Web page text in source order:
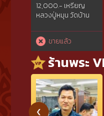
12,000.- เหรียญ
หลวงปู่หมุน วัดบ้าน
พิมพ์บาตรน้ำมนต์ เนื้อ
ทองแดง หมายเลข
2796 ปี 2543
ศรีสะเกษ พร้อมกล่อง
เดิมๆ จากวัด + บัตร
การันตีพระ (ติดต่อ
สอบถามเพิ่มเติม
โทร./ไลน์
0819711350)
ขายแล้ว
ร้านพระ